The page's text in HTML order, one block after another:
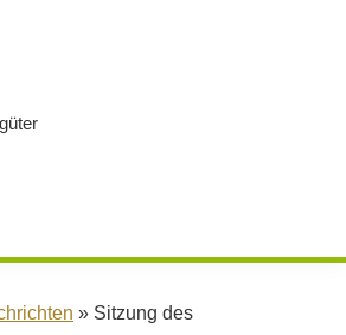
» Sitzung des